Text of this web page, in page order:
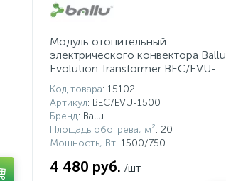
Модуль отопительный
электрического конвектора Ballu
Evolution Transformer BEC/EVU-
1500
Код товара: 15102
Артикул: BEC/EVU-1500
Бренд: Ballu
Площадь обогрева, м²: 20
Мощность, Вт: 1500/750
4 480 руб. /шт